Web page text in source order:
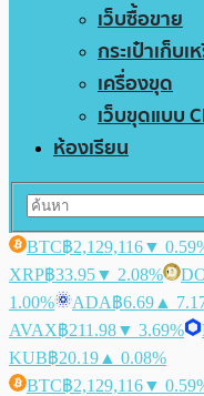
เว็บซื้อขาย
กระเป๋าเก็บ
เครื่องขุด
เว็บขุดแบบ
ห้องเรียน
BTC฿2,129,116▼
XRP฿33.95▼ 2.08%
1.00%
ADA฿6.69 ▲
AVAX฿211.98▼ 3.69%
KUB฿20.19 ▲ 0.08%
BTC฿2,129,116▼